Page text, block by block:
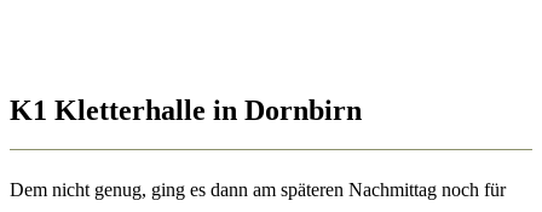
K1 Kletterhalle in Dornbirn
Dem nicht genug, ging es dann am späteren Nachmittag noch für